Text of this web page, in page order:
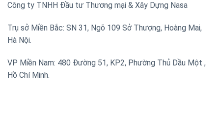
Công ty TNHH Đầu tư Thương mại & Xây Dựng Nasa
Trụ sở Miền Bắc: SN 31, Ngõ 109 Sở Thượng, Hoàng Mai,
Hà Nội.
VP Miền Nam: 480 Đường 51, KP2, Phường Thủ Dầu Một ,
Hồ Chí Minh.